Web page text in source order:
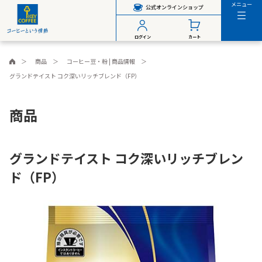
公式オンラインショップ
ログイン カート
メニュー
商品
コーヒー豆・粉 | 商品情報
グランドテイスト コク深いリッチブレンド（FP）
商品
グランドテイスト コク深いリッチブレン
ド（FP）